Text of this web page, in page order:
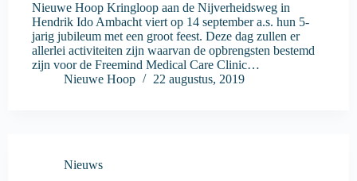
Nieuwe Hoop Kringloop aan de Nijverheidsweg in
Hendrik Ido Ambacht viert op 14 september a.s. hun 5-
jarig jubileum met een groot feest. Deze dag zullen er
allerlei activiteiten zijn waarvan de opbrengsten bestemd
zijn voor de Freemind Medical Care Clinic…
Nieuwe Hoop
22 augustus, 2019
Nieuws